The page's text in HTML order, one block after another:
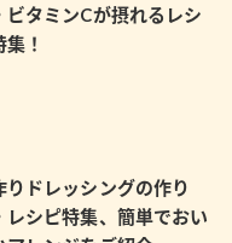
中華
カイブ）
ビタミンCが摂れるレシ
集！
りドレッシングの作り
レシピ特集、簡単でおい